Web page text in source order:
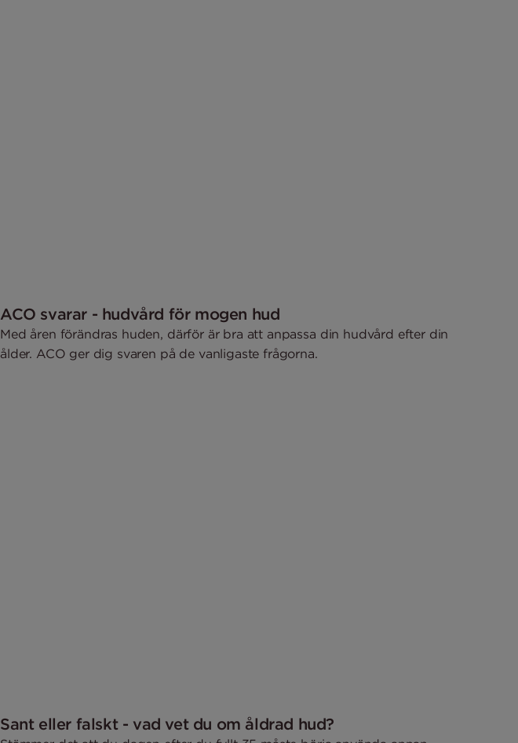
ACO svarar - hudvård för mogen hud
Med åren förändras huden, därför är bra att anpassa din hudvård efter din
ålder. ACO ger dig svaren på de vanligaste frågorna.
Sant eller falskt - vad vet du om åldrad hud?